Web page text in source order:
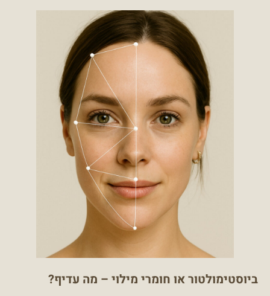
ביוסטימולטור או חומרי מילוי – מה עדיף?